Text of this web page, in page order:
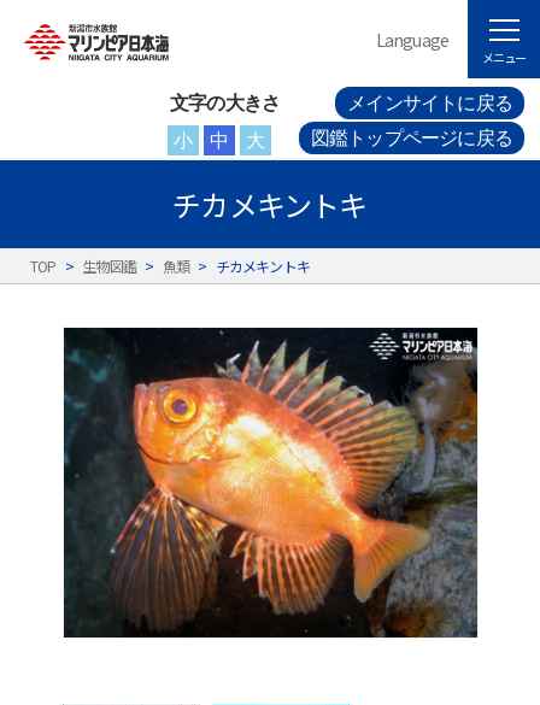
文字の大きさ
小
中 大
メインサイトに戻る
図鑑トップページに戻る
Language
メニュー
チカメキントキ
TOP > 生物図鑑 > 魚類 > チカメキントキ